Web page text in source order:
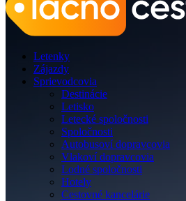
Letenky
Zájazdy
Sprievodcovia
Destinácie
Letisko
Letecké spoločnosti
Spoločnosti
Autobusoví dopravcovia
Vlakoví dopravcovia
Lodné spoločnosti
Hotely
Cestovné kancelárie